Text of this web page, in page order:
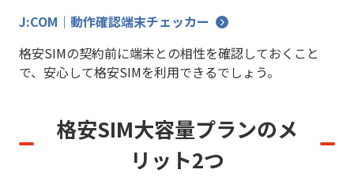
J:COM｜動作確認端末チェッカー
格安SIMの契約前に端末との相性を確認しておくこと
で、安心して格安SIMを利用できるでしょう。
格安SIM大容量プランのメ
リット2つ